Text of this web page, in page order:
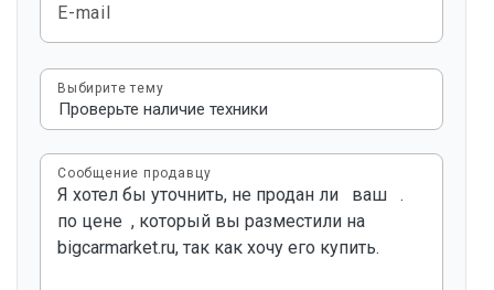
E-mail
Выбирите тему
Сообщение продавцу